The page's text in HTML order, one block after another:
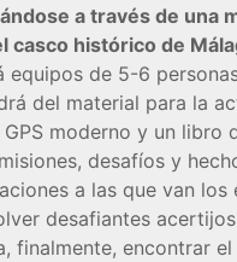
a través de una
casco histórico de
equipos de 5-6
del material para la
moderno y un libro
desafíos y
a las que van los
desafiantes
finalmente, encontrar